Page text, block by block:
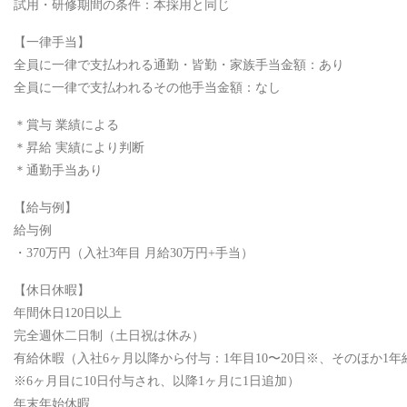
試用・研修期間の条件：本採用と同じ
【一律手当】
全員に一律で支払われる通勤・皆勤・家族手当金額：あり
全員に一律で支払われるその他手当金額：なし
＊賞与 業績による
＊昇給 実績により判断
＊通勤手当あり
【給与例】
給与例
・370万円（入社3年目 月給30万円+手当）
【休日休暇】
年間休日120日以上
完全週休二日制（土日祝は休み）
有給休暇（入社6ヶ月以降から付与：1年目10〜20日※、そのほか1年
※6ヶ月目に10日付与され、以降1ヶ月に1日追加）
年末年始休暇